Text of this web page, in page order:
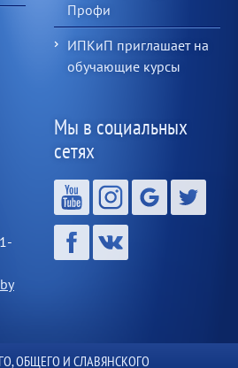
Профи
ИПКиП приглашает на
обучающие курсы
Мы в социальных
сетях
ОБЩЕГО И СЛАВЯНСКОГО